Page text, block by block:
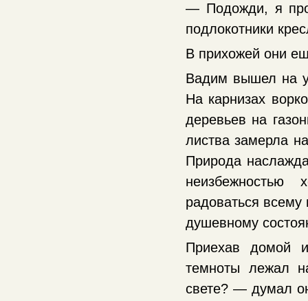
— Подожди, я
подлокотники
В прихожей они
Вадим вышел на
На карнизах
деревьев на
листва замерла
Природа
неизбежностью
радоваться всему
душевному
Приехав домой
темноты лежал
свете? — думал